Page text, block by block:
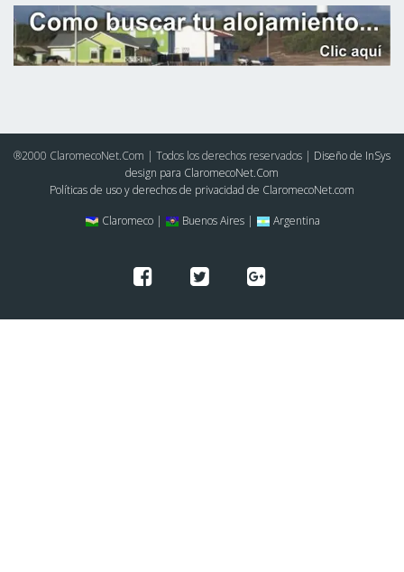
®2000 ClaromecoNet.Com | Todos los derechos reservados | Diseño de InSys
design para ClaromecoNet.Com
Políticas de uso y derechos de privacidad de ClaromecoNet.com
Claromeco |
Buenos Aires | Argentina